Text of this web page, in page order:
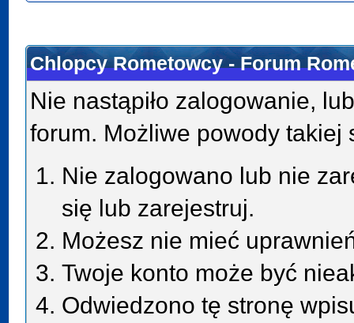
Chlopcy Rometowcy - Forum
Nie nastąpiło zalogowanie,
forum. Możliwe powody takiej
Nie zalogowano lub nie
się lub zarejestruj.
Możesz nie mieć
Twoje konto może być
Odwiedzono tę stronę